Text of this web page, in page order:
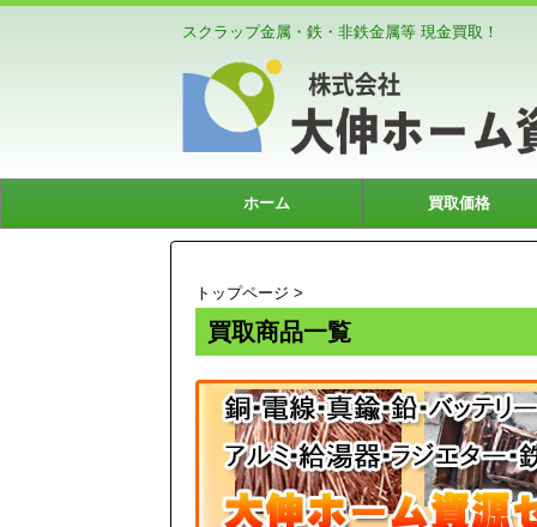
スクラップ金属・鉄・非鉄金属等 現金買取！
ホーム 買取価格
トップページ >
買取商品一覧